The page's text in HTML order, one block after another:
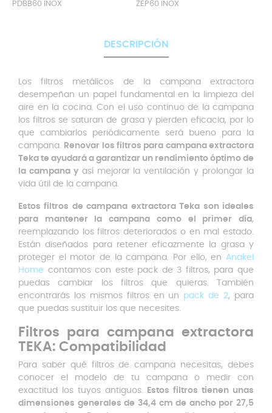
PDBB60 INOX
ZEP60 INOX
DESCRIPCIÓN
Los filtros metálicos de la campana extractora
desempeñan un papel fundamental en la limpieza del
aire en la cocina. Con el uso continuo de la campana
los filtros se saturan de grasa y pierden eficacia, por lo
que cambiarlos periódicamente será bueno para la
campana. Renovar los filtros para campana extractora
Teka te ayudará a garantizar un rendimiento óptimo de
la campana yasí mejorar la ventilación y prolongar la
vida útil de la campana.
Estos filtros de campana extractora Teka son ideales
para mantener la campana como el primer día,
reemplazando los filtros deteriorados o en mal estado.
Están diseñados para retener eficazmente la grasa y
proteger el motor de la campana. Por ello, en Anakel
Home contamos con este pack de 3 filtros, para que
puedas cambiar los filtros que quieras. También
encontrarás los mismos filtros en un pack de 2, para
que puedas sustituir los que necesites.
Filtros para campana extractora
TEKA: Compatibilidad
Para saber qué filtros de campana necesitas, debes
conocer el modelo de tu campana o medir con
exactitud los tuyos antiguos. Estos filtros tienen unas
dimensiones generales de 34,4 cm de ancho por 27,5